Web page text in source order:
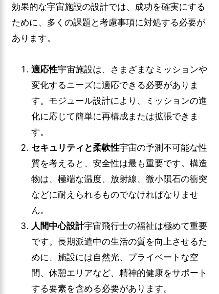
効果的な宇宙施設の設計では、成功を確実にする
ために、多くの課題と考慮事項に対処する必要が
あります。
適応性宇宙施設は、さまざまなミッションや
変化するニーズに適応できる必要がありま
す。モジュール設計により、ミッションの進
化に応じて簡単に再構成または拡張できま
す。
セキュリティと柔軟性宇宙の予測不可能な性
質を考えると、安全性は最も重要です。構造
物は、極端な温度、放射線、微小隕石の衝突
などに耐えられるものでなければなりませ
ん。
人間中心設計宇宙飛行士の福祉は極めて重要
です。長期派遣中の生活の質を向上させるた
めに、施設には自然光、プライベートな空
間、休憩エリアなど、精神的健康をサポート
する要素を含める必要があります。